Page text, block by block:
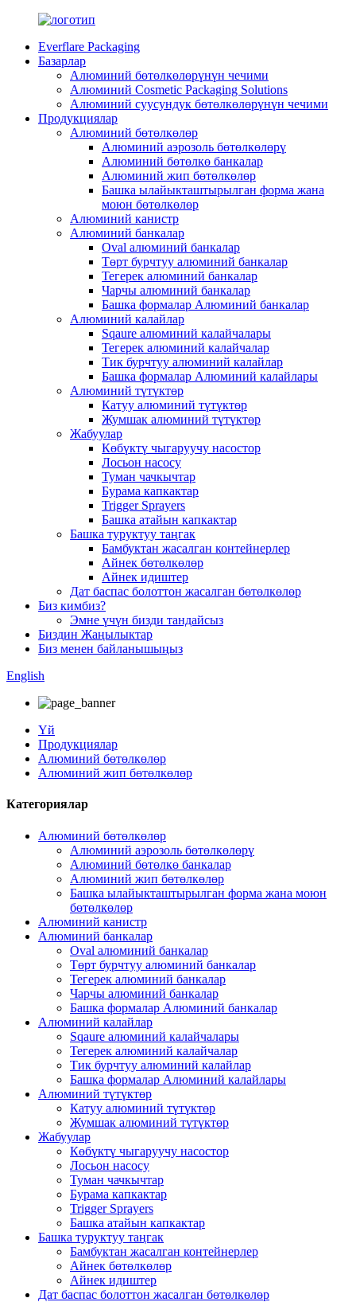
Everflare Packaging
Базарлар
Алюминий бөтөлкөлөрүнүн чечими
Алюминий Cosmetic Packaging Solutions
Алюминий суусундук бөтөлкөлөрүнүн чечими
Продукциялар
Алюминий бөтөлкөлөр
Алюминий аэрозоль бөтөлкөлөрү
Алюминий бөтөлкө банкалар
Алюминий жип бөтөлкөлөр
Башка ылайыкташтырылган форма жана
моюн бөтөлкөлөр
Алюминий канистр
Алюминий банкалар
Oval алюминий банкалар
Төрт бурчтуу алюминий банкалар
Тегерек алюминий банкалар
Чарчы алюминий банкалар
Башка формалар Алюминий банкалар
Алюминий калайлар
Sqaure алюминий калайчалары
Тегерек алюминий калайчалар
Тик бурчтуу алюминий калайлар
Башка формалар Алюминий калайлары
Алюминий түтүктөр
Катуу алюминий түтүктөр
Жумшак алюминий түтүктөр
Жабуулар
Көбүктү чыгаруучу насостор
Лосьон насосу
Туман чачкычтар
Бурама капкактар
Trigger Sprayers
Башка атайын капкактар
Башка туруктуу таңгак
Бамбуктан жасалган контейнерлер
Айнек бөтөлкөлөр
Айнек идиштер
Дат баспас болоттон жасалган бөтөлкөлөр
Биз кимбиз?
Эмне үчүн бизди тандайсыз
Биздин Жаңылыктар
Биз менен байланышыңыз
English
Үй
Продукциялар
Алюминий бөтөлкөлөр
Алюминий жип бөтөлкөлөр
Категориялар
Алюминий бөтөлкөлөр
Алюминий аэрозоль бөтөлкөлөрү
Алюминий бөтөлкө банкалар
Алюминий жип бөтөлкөлөр
Башка ылайыкташтырылган форма жана моюн
бөтөлкөлөр
Алюминий канистр
Алюминий банкалар
Oval алюминий банкалар
Төрт бурчтуу алюминий банкалар
Тегерек алюминий банкалар
Чарчы алюминий банкалар
Башка формалар Алюминий банкалар
Алюминий калайлар
Sqaure алюминий калайчалары
Тегерек алюминий калайчалар
Тик бурчтуу алюминий калайлар
Башка формалар Алюминий калайлары
Алюминий түтүктөр
Катуу алюминий түтүктөр
Жумшак алюминий түтүктөр
Жабуулар
Көбүктү чыгаруучу насостор
Лосьон насосу
Туман чачкычтар
Бурама капкактар
Trigger Sprayers
Башка атайын капкактар
Башка туруктуу таңгак
Бамбуктан жасалган контейнерлер
Айнек бөтөлкөлөр
Айнек идиштер
Дат баспас болоттон жасалган бөтөлкөлөр